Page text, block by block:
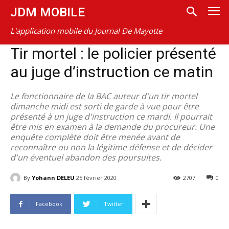
JDM MOBILE
L'application mobile du Journal De Mayotte
Tir mortel : le policier présenté
au juge d’instruction ce matin
Le fonctionnaire de la BAC auteur d'un tir mortel
dimanche midi est sorti de garde à vue pour être
présenté à un juge d'instruction ce mardi. Il pourrait
être mis en examen à la demande du procureur. Une
enquête complète doit être menée avant de
reconnaître ou non la légitime défense et de décider
d'un éventuel abandon des poursuites.
By Yohann DELEU 25 février 2020 0
2707
Facebook Twitter